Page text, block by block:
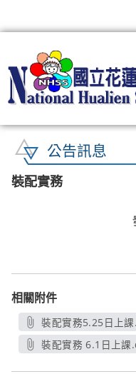
公告訊息
裝配實務
相關附件
裝配實務5.25日上
另開新視
裝配實務 6.1日